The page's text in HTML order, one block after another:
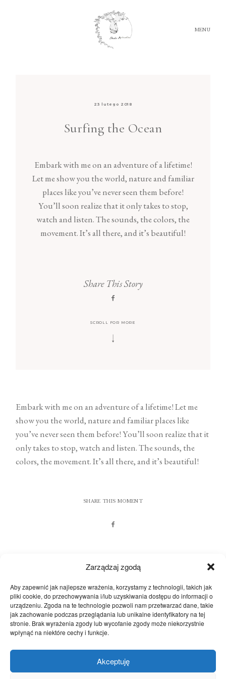
Zarządzaj zgodą
Aby zapewnić jak najlepsze wrażenia, korzystamy z technologii, takich jak
pliki cookie, do przechowywania i/lub uzyskiwania dostępu do informacji o
urządzeniu. Zgoda na te technologie pozwoli nam przetwarzać dane, takie
jak zachowanie podczas przeglądania lub unikalne identyfikatory na tej
stronie. Brak wyrażenia zgody lub wycofanie zgody może niekorzystnie
wpłynąć na niektóre cechy i funkcje.
Akceptuję
MENU
23 lutego 2018
Surfing the Ocean
Embark with me on an adventure of a lifetime!
Let me show you the world, nature and familiar
places like you’ve never seen them before!
You’ll soon realize that it only takes to stop,
watch and listen. The sounds, the colors, the
movement. It’s all there, and it’s beautiful!
Share This Story
SCROLL FOR MORE
Embark with me on an adventure of a lifetime! Let me
show you the world, nature and familiar places like
you’ve never seen them before! You’ll soon realize that it
only takes to stop, watch and listen. The sounds, the
colors, the movement. It’s all there, and it’s beautiful!
SHARE THIS MOMENT
MORE MOMENTS
OFERTA
PORADY
KONTAKT